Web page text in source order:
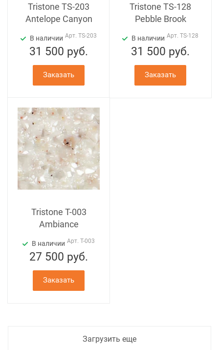
Tristone TS-203
Antelope Canyon
В наличии Арт. TS-203
31 500 руб.
Заказать
Tristone TS-128
Pebble Brook
В наличии Арт. TS-128
31 500 руб.
Заказать
Tristone T-003
Ambiance
В наличии Арт. T-003
27 500 руб.
Заказать
Загрузить еще